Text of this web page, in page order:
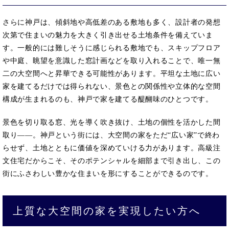
さらに神戸は、傾斜地や高低差のある敷地も多く、設計者の発想
次第で住まいの魅力を大きく引き出せる土地条件を備えていま
す。一般的には難しそうに感じられる敷地でも、スキップフロア
や中庭、眺望を意識した窓計画などを取り入れることで、唯一無
二の大空間へと昇華できる可能性があります。平坦な土地に広い
家を建てるだけでは得られない、景色との関係性や立体的な空間
構成が生まれるのも、神戸で家を建てる醍醐味のひとつです。
景色を切り取る窓、光を導く吹き抜け、土地の個性を活かした間
取り――。神戸という街には、大空間の家をただ“広い家”で終わ
らせず、土地とともに価値を深めていける力があります。高級注
文住宅だからこそ、そのポテンシャルを細部まで引き出し、この
街にふさわしい豊かな住まいを形にすることができるのです。
上質な大空間の家を実現したい方へ